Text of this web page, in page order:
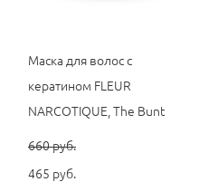
Маска для волос с
кератином FLEUR
NARCOTIQUE, The Bunt
660 pуб.
465 pуб.